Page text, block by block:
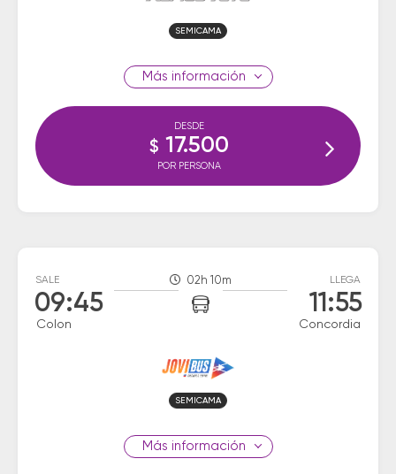
SEMICAMA
información
DESDE
$ 17.500
POR PERSONA
SALE
09:45
Colon
02h 10m LLEGA
11:55
Concordia
SEMICAMA
información